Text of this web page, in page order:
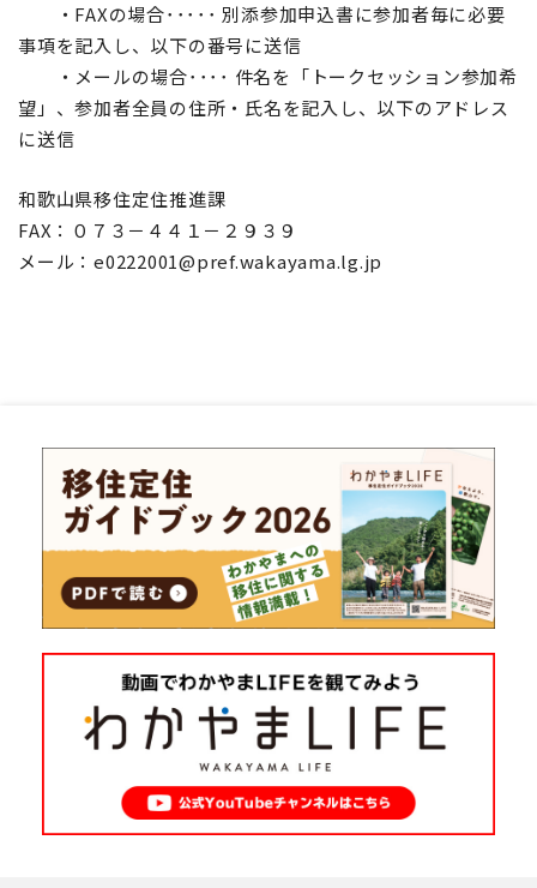
・FAXの場合･････ 別添参加申込書に参加者毎に必要
事項を記入し、以下の番号に送信
・メールの場合････ 件名を「トークセッション参加希
望」、参加者全員の住所・氏名を記入し、以下のアドレス
に送信
和歌山県移住定住推進課
FAX：０７３－４４１－２９３９
メール：e0222001@pref.wakayama.lg.jp